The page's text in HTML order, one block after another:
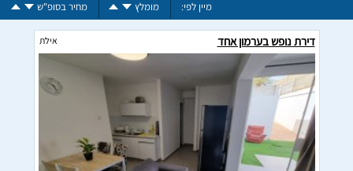
מיין לפי: מומלץ מחיר בסופ"ש
דירת נופש בערמון אחד אילת